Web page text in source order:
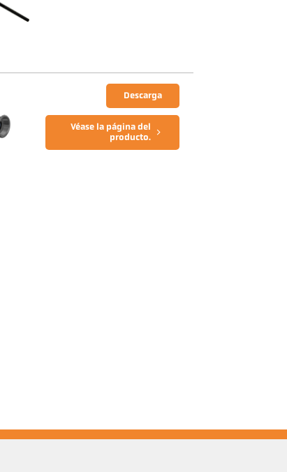
Descarga
Véase la página del
producto.